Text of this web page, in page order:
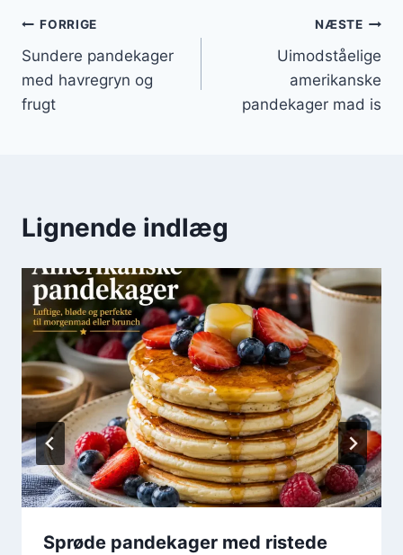
Indlægsnavigation
FORRIGE
Sundere pandekager
med havregryn og
frugt
NÆSTE
Uimodståelige
amerikanske
pandekager mad is
Lignende indlæg
Sprøde pandekager med ristede